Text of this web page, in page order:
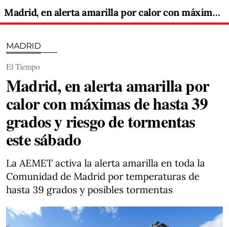
Madrid, en alerta amarilla por calor con máximas de hasta 39 grados y riesgo de tormentas este sábado
MADRID
El Tiempo
Madrid, en alerta amarilla por
calor con máximas de hasta 39
grados y riesgo de tormentas
este sábado
La AEMET activa la alerta amarilla en toda la
Comunidad de Madrid por temperaturas de
hasta 39 grados y posibles tormentas